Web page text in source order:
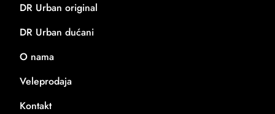
DR Urban original
DR Urban dućani
O nama
Veleprodaja
Kontakt